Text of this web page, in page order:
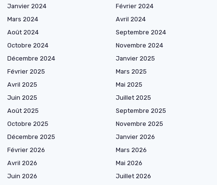
Janvier 2024
Février 2024
Mars 2024
Avril 2024
Août 2024
Septembre 2024
Octobre 2024
Novembre 2024
Décembre 2024
Janvier 2025
Février 2025
Mars 2025
Avril 2025
Mai 2025
Juin 2025
Juillet 2025
Août 2025
Septembre 2025
Octobre 2025
Novembre 2025
Décembre 2025
Janvier 2026
Février 2026
Mars 2026
Avril 2026
Mai 2026
Juin 2026
Juillet 2026